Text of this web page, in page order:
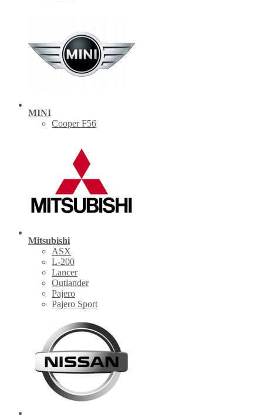
MINI
Cooper F56
Mitsubishi
ASX
L-200
Lancer
Outlander
Pajero
Pajero Sport